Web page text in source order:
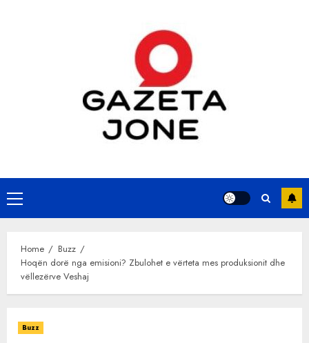
Primary
Menu
Home
Buzz
Hoqën dorë nga emisioni? Zbulohet e vërteta mes produksionit dhe
vëllezërve Veshaj
Buzz